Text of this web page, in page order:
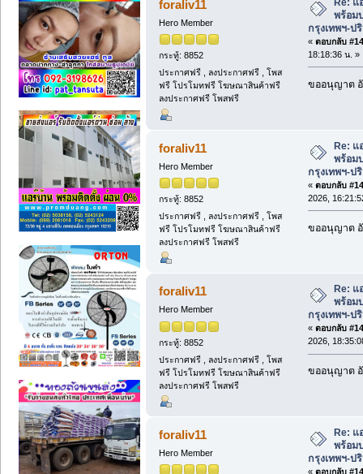
foraliv11
Hero Member
กระทู้: 8852
ประกาศฟรี , ลงประกาศฟรี , โพส
ฟรี โปรโมทฟรี โฆษณาสินค้าฟรี
ลงประกาศฟรี โพสฟรี
Re:
พร้อม
กรุงเทพฯ-
« ตอบกลับ
18:18:36 น. »
ขออนุญาต
foraliv11
Hero Member
กระทู้: 8852
ประกาศฟรี , ลงประกาศฟรี , โพส
ฟรี โปรโมทฟรี โฆษณาสินค้าฟรี
ลงประกาศฟรี โพสฟรี
Re: แ
พร้อม
กรุงเทพฯ-
« ตอบกลับ
2026,
ขออนุญาต
foraliv11
Hero Member
กระทู้: 8852
ประกาศฟรี , ลงประกาศฟรี , โพส
ฟรี โปรโมทฟรี โฆษณาสินค้าฟรี
ลงประกาศฟรี โพสฟรี
Re:
พร้อม
กรุงเทพฯ-
« ตอบกลับ
2026,
ขออนุญาต
foraliv11
Hero Member
Re:
พร้อม
กรุงเทพฯ-
« ตอบกลับ